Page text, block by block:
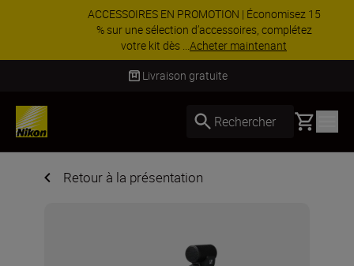
ACCESSOIRES EN PROMOTION | Économisez 15
% sur une sélection d’accessoires, complétez
votre kit dès ... Acheter maintenant
Livraison sous 4 à 6 jours ouvrés
Rechercher Basket
Retour à la présentation